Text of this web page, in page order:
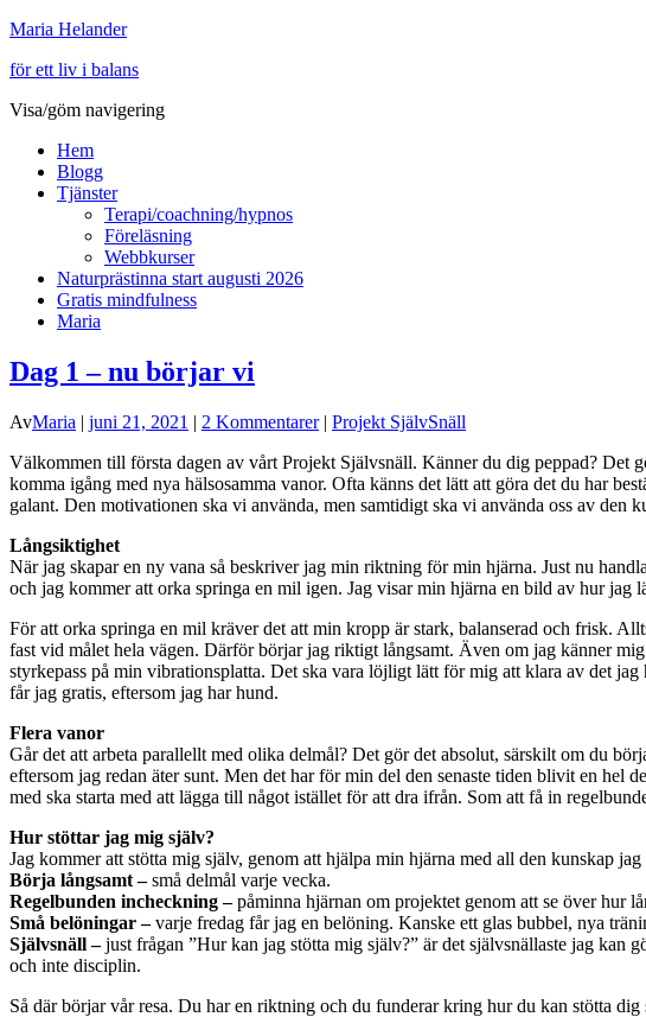
Maria Helander
för ett liv i balans
Visa/göm navigering
Hem
Blogg
Tjänster
Terapi/coachning/hypnos
Föreläsning
Webbkurser
Naturprästinna start augusti 2026
Gratis mindfulness
Maria
Dag 1 – nu börjar vi
AvMaria | juni 21, 2021 | 2 Kommentarer| Projekt SjälvSnäll
Välkommen till första dagen av vårt Projekt Självsnäll. Känner du dig peppad? Det
komma igång med nya hälsosamma vanor. Ofta känns det lätt att göra det du har
galant. Den motivationen ska vi använda, men samtidigt ska vi använda oss av den
Långsiktighet
När jag skapar en ny vana så beskriver jag min riktning för min hjärna. Just nu
och jag kommer att orka springa en mil igen. Jag visar min hjärna en bild av hur
För att orka springa en mil kräver det att min kropp är stark, balanserad och frisk.
fast vid målet hela vägen. Därför börjar jag riktigt långsamt. Även om jag känner
styrkepass på min vibrationsplatta. Det ska vara löjligt lätt för mig att klara av det
får jag gratis, eftersom jag har hund.
Flera vanor
Går det att arbeta parallellt med olika delmål? Det gör det absolut, särskilt om du
eftersom jag redan äter sunt. Men det har för min del den senaste tiden blivit en hel
med ska starta med att lägga till något istället för att dra ifrån. Som att få in
Hur stöttar jag mig själv?
Jag kommer att stötta mig själv, genom att hjälpa min hjärna med all den kunskap
Börja långsamt –små delmål varje vecka.
Regelbunden incheckning –påminna hjärnan om projektet genom att se över hur
Små belöningar –varje fredag får jag en belöning. Kanske ett glas bubbel, nya
Självsnäll –just frågan ”Hur kan jag stötta mig själv?” är det självsnällaste jag kan
och inte disciplin.
Så där börjar vår resa. Du har en riktning och du funderar kring hur du kan stötta